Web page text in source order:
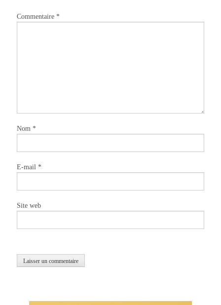
Commentaire *
Nom *
E-mail *
Site web